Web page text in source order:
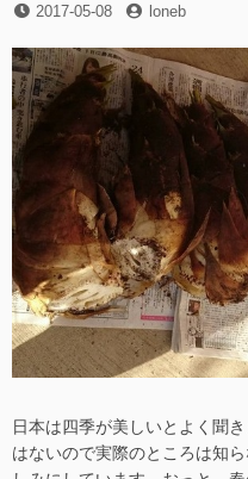
投
日
2017-05-08
投
者
loneb
日本は四季が美しいとよく聞
はないので実際のところは知